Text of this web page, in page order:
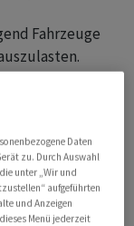
Fahrzeuge
mit unseren
hier»,
Produktion
darüber,
an
Daten
zu. Durch Auswahl
unter „Wir und
aufgeführten
und Anzeigen
Menü jederzeit